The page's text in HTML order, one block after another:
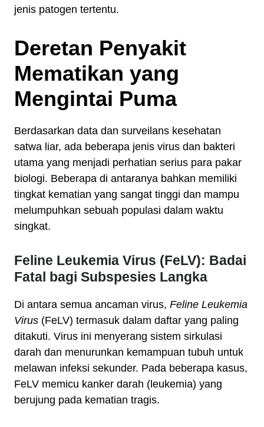
jenis patogen tertentu.
Deretan Penyakit
Mematikan yang
Mengintai Puma
Berdasarkan data dan surveilans kesehatan
satwa liar, ada beberapa jenis virus dan bakteri
utama yang menjadi perhatian serius para pakar
biologi. Beberapa di antaranya bahkan memiliki
tingkat kematian yang sangat tinggi dan mampu
melumpuhkan sebuah populasi dalam waktu
singkat.
Feline Leukemia Virus (FeLV): Badai
Fatal bagi Subspesies Langka
Di antara semua ancaman virus, Feline Leukemia
Virus (FeLV) termasuk dalam daftar yang paling
ditakuti. Virus ini menyerang sistem sirkulasi
darah dan menurunkan kemampuan tubuh untuk
melawan infeksi sekunder. Pada beberapa kasus,
FeLV memicu kanker darah (leukemia) yang
berujung pada kematian tragis.